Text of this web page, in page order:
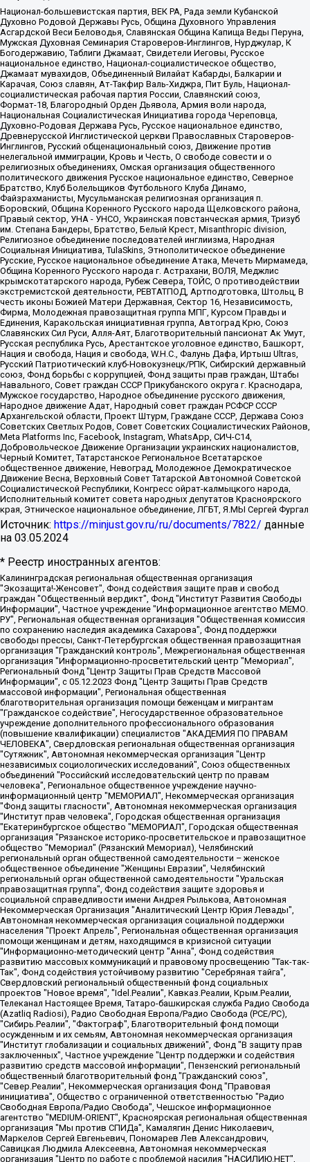
Национал-большевистская партия, ВЕК РА, Рада земли Кубанской
Духовно Родовой Державы Русь, Община Духовного Управления
Асгардской Веси Беловодья, Славянская Община Капища Веды Перуна,
Мужская Духовная Семинария Староверов-Инглингов, Нурджулар, К
Богодержавию, Таблиги Джамаат, Свидетели Иеговы, Русское
национальное единство, Национал-социалистическое общество,
Джамаат мувахидов, Объединенный Вилайат Кабарды, Балкарии и
Карачая, Союз славян, Ат-Такфир Валь-Хиджра, Пит Буль, Национал-
социалистическая рабочая партия России, Славянский союз,
Формат-18, Благородный Орден Дьявола, Армия воли народа,
Национальная Социалистическая Инициатива города Череповца,
Духовно-Родовая Держава Русь, Русское национальное единство,
Древнерусской Инглистической церкви Православных Староверов-
Инглингов, Русский общенациональный союз, Движение против
нелегальной иммиграции, Кровь и Честь, О свободе совести и о
религиозных объединениях, Омская организация общественного
политического движения Русское национальное единство, Северное
Братство, Клуб Болельщиков Футбольного Клуба Динамо,
Файзрахманисты, Мусульманская религиозная организация п.
Боровский, Община Коренного Русского народа Щелковского района,
Правый сектор, УНА - УНСО, Украинская повстанческая армия, Тризуб
им. Степана Бандеры, Братство, Белый Крест, Misanthropic division,
Религиозное объединение последователей инглиизма, Народная
Социальная Инициатива, TulaSkins, Этнополитическое объединение
Русские, Русское национальное объединение Атака, Мечеть Мирмамеда,
Община Коренного Русского народа г. Астрахани, ВОЛЯ, Меджлис
крымскотатарского народа, Рубеж Севера, ТОЙС, О противодействии
экстремистской деятельности, РЕВТАТПОД, Артподготовка, Штольц, В
честь иконы Божией Матери Державная, Сектор 16, Независимость,
Фирма, Молодежная правозащитная группа МПГ, Курсом Правды и
Единения, Каракольская инициативная группа, Автоград Крю, Союз
Славянских Сил Руси, Алля-Аят, Благотворительный пансионат Ак Умут,
Русская республика Русь, Арестантское уголовное единство, Башкорт,
Нация и свобода, Нация и свобода, W.H.С., Фалунь Дафа, Иртыш Ultras,
Русский Патриотический клуб-Новокузнецк/РПК, Сибирский державный
союз, Фонд борьбы с коррупцией, Фонд защиты прав граждан, Штабы
Навального, Совет граждан СССР Прикубанского округа г. Краснодара,
Мужское государство, Народное объединение русского движения,
Народное движение Адат, Народный совет граждан РСФСР СССР
Архангельской области, Проект Штурм, Граждане СССР, Держава Союз
Советских Светлых Родов, Совет Советских Социалистических Районов,
Meta Platforms Inc, Facebook, Instagram, WhatsApp, СИЧ-С14,
Добровольческое Движение Организации украинских националистов,
Черный Комитет, Татарстанское Региональное Всетатарское
общественное движение, Невоград, Молодежное Демократическое
Движение Весна, Верховный Совет Татарской Автономной Советской
Социалистической Республики, Конгресс ойрат-калмыцкого народа,
Исполнительный комитет совета народных депутатов Красноярского
края, Этническое национальное объединение, ЛГБТ, Я.МЫ Сергей Фургал
Источник: https://minjust.gov.ru/ru/documents/7822/ данные
на 03.05.2024
* Реестр иностранных агентов:
Калининградская региональная общественная организация "Экозащита!-Женсовет", Фонд содействия защите прав и свобод граждан "Общественный вердикт", Фонд "Институт Развития Свободы Информации", Частное учреждение "Информационное агентство МЕМО. РУ", Региональная общественная организация "Общественная комиссия по сохранению наследия академика Сахарова", Фонд поддержки свободы прессы, Санкт-Петербургская общественная правозащитная организация "Гражданский контроль", Межрегиональная общественная организация "Информационно-просветительский центр "Мемориал", Региональный Фонд "Центр Защиты Прав Средств Массовой Информации", с 05.12.2023 Фонд "Центр Защиты Прав Средств массовой информации", Региональная общественная благотворительная организация помощи беженцам и мигрантам "Гражданское содействие", Негосударственное образовательное учреждение дополнительного профессионального образования (повышение квалификации) специалистов "АКАДЕМИЯ ПО ПРАВАМ ЧЕЛОВЕКА", Свердловская региональная общественная организация "Сутяжник", Автономная некоммерческая организация "Центр независимых социологических исследований", Союз общественных объединений "Российский исследовательский центр по правам человека", Региональное общественное учреждение научно-информационный центр "МЕМОРИАЛ", Некоммерческая организация "Фонд защиты гласности", Автономная некоммерческая организация "Институт прав человека", Городская общественная организация "Екатеринбургское общество "МЕМОРИАЛ", Городская общественная организация "Рязанское историко-просветительское и правозащитное общество "Мемориал" (Рязанский Мемориал), Челябинский региональный орган общественной самодеятельности – женское общественное объединение "Женщины Евразии", Челябинский региональный орган общественной самодеятельности "Уральская правозащитная группа", Фонд содействия защите здоровья и социальной справедливости имени Андрея Рылькова, Автономная Некоммерческая Организация "Аналитический Центр Юрия Левады", Автономная некоммерческая организация социальной поддержки населения "Проект Апрель", Региональная общественная организация помощи женщинам и детям, находящимся в кризисной ситуации "Информационно-методический центр "Анна", Фонд содействия развитию массовых коммуникаций и правовому просвещению "Так-так-Так", Фонд содействия устойчивому развитию "Серебряная тайга", Свердловский региональный общественный фонд социальных проектов "Новое время", "Idel.Реалии", Кавказ.Реалии, Крым.Реалии, Телеканал Настоящее Время, Татаро-башкирская служба Радио Свобода (Azatliq Radiosi), Радио Свободная Европа/Радио Свобода (PCE/PC), "Сибирь.Реалии", "Фактограф", Благотворительный фонд помощи осужденным и их семьям, Автономная некоммерческая организация "Институт глобализации и социальных движений", Фонд "В защиту прав заключенных", Частное учреждение "Центр поддержки и содействия развитию средств массовой информации", Пензенский региональный общественный благотворительный фонд "Гражданский союз", "Север.Реалии", Некоммерческая организация Фонд "Правовая инициатива", Общество с ограниченной ответственностью "Радио Свободная Европа/Радио Свобода", Чешское информационное агентство "MEDIUM-ORIENT", Красноярская региональная общественная организация "Мы против СПИДа", Камалягин Денис Николаевич, Маркелов Сергей Евгеньевич, Пономарев Лев Александрович, Савицкая Людмила Алексеевна, Автономная некоммерческая организация "Центр по работе с проблемой насилия "НАСИЛИЮ.НЕТ", Межрегиональный профессиональный союз работников здравоохранения "Альянс врачей", Юридическое лицо, зарегистрированное в Латвийской Республике, SIA "Medusa Project" (регистрационный номер 40103797863, дата регистрации 10.06.2014), Некоммерческая организация "Фонд по борьбе с коррупцией", Автономная некоммерческая организация "Институт права и публичной политики", Баданин Роман Сергеевич, Гликин Максим Александрович, Железнова Мария Михайловна, Лукьянова Юлия Сергеевна, Маетная Елизавета Витальевна, Маняхин Петр Борисович, Чуракова Ольга Владимировна, Ярош Юлия Петровна, Юридическое лицо "The Insider SIA", зарегистрированное в Риге, Латвийская Республика (дата регистрации 26.06.2015), являющееся администратором доменного имени интернет-издания "The Insider SIA", https://theins.ru, Постернак Алексей Евгеньевич, Рубин Михаил Аркадьевич, Анин Роман Александрович, Юридическое лицо Istories fonds, зарегистрированное в Латвийской Республике (регистрационный номер 50008295751, дата регистрации 24.02.2020), Великовский Дмитрий Александрович, Долинина Ирина Николаевна, Мароховская Алеся Алексеевна, Шлейнов Роман Юрьевич, Шмагун Олеся Валентиновна, Общество с ограниченной ответственностью "Альтаир 2021", Общество с ограниченной ответственностью "Вега 2021", Общество с ограниченной ответственностью "Главный редактор 2021", Общество с ограниченной ответственностью "Ромашки монолит", Важенков Артем Валерьевич, Ивановская областная общественная организация "Центр гендерных исследований", Гурман Юрий Альбертович, Медиапроект "ОВД-Инфо", Егоров Владимир Владимирович, Жилинский Владимир Александрович, Общество с ограниченной ответственностью "ЗП", Иванова София Юрьевна, Карезина Инна Павловна, Кильтау Екатерина Викторовна, Петров Алексей Викторович, Пискунов Сергей Евгеньевич, Смирнов Сергей Сергеевич, Тихонов Михаил Сергеевич, Общество с ограниченной ответственностью "ЖУРНАЛИСТ-ИНОСТРАННЫЙ АГЕНТ", Арапова Галина Юрьевна, Вольтская Татьяна Анатольевна, Американская компания "Mason G.E.S. Anonymous Foundation" (США), являющаяся владельцем интернет-издания https://mnews.world/, Компания "Stichting Bellingcat", зарегистрированная в Нидерландах (дата регистрации 11.07.2018), Захаров Андрей Вячеславович, Клепиковская Екатерина Дмитриевна, Общество с ограниченной ответственностью "МЕМО", Перл Роман Александрович, Симонов Евгений Алексеевич, Соловьева Елена Анатольевна, Сотников Даниил Владимирович, Сурначева Елизавета Дмитриевна, Автономная некоммерческая организация по защите прав человека и информированию населения "Якутия – Наше Мнение", Общество с ограниченной ответственностью "Москоу диджитал медиа", с 26.01.2023 Общество с ограниченной ответственностью "Чайка Белые сады", Ветошкина Валерия Валерьевна, Заговора Максим Александрович, Межрегиональное общественное движение "Российская ЛГБТ - сеть", Оленичев Максим Владимирович, Павлов Иван Юрьевич, Скворцова Елена Сергеевна, Общество с ограниченной ответственностью "Как бы инагент", Кочетков Игорь Викторович, Общество с ограниченной ответственностью "Честные выборы", Еланчик Олег Александрович, Общество с ограниченной ответственностью "Нобелевский призыв", Гималова Регина Эмилевна, Григорьев Андрей Валерьевич, Григорьева Алина Александровна, Ассоциация по содействию защите прав призывников, альтернативнослужащих и военнослужащих "Правозащитная группа "Гражданин.Армия.Право", Хисамова Регина Фаритовна, Автономная некоммерческая организация по реализации социально-правовых программ "Лилит", Дальневосточное общественное движение "Маяк", Санкт-Петербургская ЛГБТ-инициативная группа "Выход", Инициативная группа ЛГБТ+ "Реверс", Алексеев Андрей Викторович, Бекбулатова Таисия Львовна, Беляев Иван Михайлович, Владыкина Елена Сергеевна, Гельман Марат Александрович, Никульшина Вероника Юрьевна, Толоконникова Надежда Андреевна, Шендерович Виктор Анатольевич, Общество с ограниченной ответственностью "Данное сообщение", Общество с ограниченной ответственностью Издательский дом "Новая глава", Айнбиндер Александра Александровна, Московский комьюнити-центр для ЛГБТ+инициатив, Благотворительный фонд развития филантропии, Deutsche Welle (Германия, Kurt-Schumacher-Strasse 3, 53113 Bonn), Борзунова Мария Михайловна, Воробьев Виктор Викторович, Голубева Анна Львовна, Константинова Алла Михайловна, Малкова Ирина Владимировна, Мурадов Мурад Абдулгалимович, Осетинская Елизавета Николаевна, Понасенков Евгений Николаевич, Ганапольский Матвей Юрьевич, Киселев Евгений Алексеевич, Борухович Ирина Григорьевна, Дремин Иван Тимофеевич, Дубровский Дмитрий Викторович, Красноярская региональная общественная организация поддержки и развития альтернативных образовательных технологий и межкультурных коммуникаций "ИНТЕРРА", Маяковская Екатерина Алексеевна, Фейгин Марк Захарович, Филимонов Андрей Викторович, Дзугкоева Регина Николаевна, Доброхотов Роман Александрович, Дудь Юрий Александрович, Елкин Сергей Владимирович, Кругликов Кирилл Игоревич, Сабунаева Мария Леонидовна, Семенов Алексей Владимирович, Шаинян Карен Багратович, Шульман Екатерина Михайловна, Асафьев Артур Валерьевич, Вахштайн Виктор Семенович, Венедиктов Алексей Алексеевич, Лушникова Екатерина Евгеньевна, Волков Леонид Михайлович, Невзоров Александр Глебович, Пархоменко Сергей Борисович, Сироткин Ярослав Николаевич, Кара-Мурза Владимир Владимирович, Баранова Наталья Владимировна, Гозман Леонид Яковлевич, Кагарлицкий Борис Юльевич, Климарев Михаил Валерьевич, Милов Владимир Станиславович, Автономная некоммерческая организация Краснодарский центр современного искусства "Типография", Моргенштерн Алишер Тагирович, Соболь Любовь Эдуардовна, Общество с ограниченной ответственностью "ЛИЗА НОРМ", Каспаров Гарри Кимович, Ходорковский Михаил Борисович, Общество с ограниченной ответственностью "Апрельские тезисы", Данилович Ирина Брониславовна, Кашин Олег Владимирович, Петров Николай Владимирович, Пивоваров Алексей Владимирович, Соколов Михаил Владимирович, Цветкова Юлия Владимировна, Чичваркин Евгений Александрович, Комитет против пыток/Команда против пыток, Общество с ограниченной ответственностью "Первый научный", Общество с ограниченной ответственностью "Вертолет и ко", Белоцерковская Вероника Борисовна, Кац Максим Евгеньевич, Лазарева Татьяна Юрьевна, Шаведдинов Руслан Табризович, Яшин Илья Валерьевич, Общество с ограниченной ответственностью "Иноагент ААВ", Алешковский Дмитрий Петрович, Альбац Евгения Марковна, Быков Дмитрий Львович, Галямина Юлия Евгеньевна, Лойко Сергей Леонидович, Мартынов Кирилл Константинович, Медведев Сергей Александрович, Крашенинников Федор Геннадиевич, Гордеева Катерина Вл